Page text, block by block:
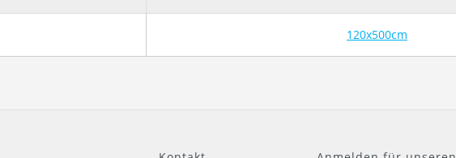
120x500cm